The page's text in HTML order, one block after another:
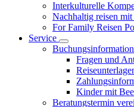
Interkulturelle
Nachhaltig reisen
For Family Reisen
Service
Fragen und
Kinder mit
Beratungstermin